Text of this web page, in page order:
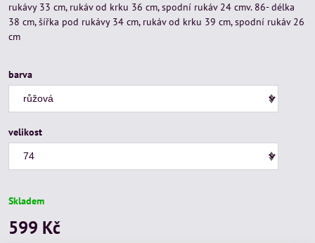
rukávy 33 cm, rukáv od krku 36 cm, spodní rukáv 24 cmv. 86- délka
38 cm, šířka pod rukávy 34 cm, rukáv od krku 39 cm, spodní rukáv 26
cm
barva
velikost
Skladem
599 Kč